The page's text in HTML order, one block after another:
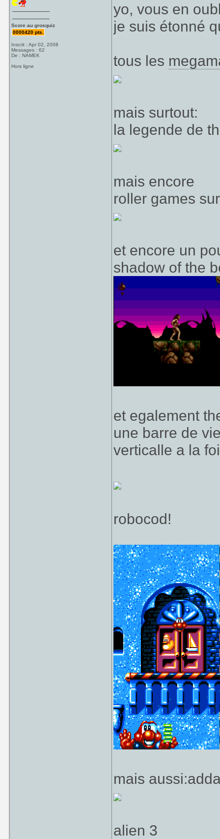
Score au grosquiz
0000420 pts.
Inscrit : Apr 02, 2008
Messages : 62
De : NAMEK
Hors ligne
yo, vous en
je suis étonné
tous les
mais surtout:
la legende de
mais encore
roller games
et encore un
shadow of the
et egalement
une barre de
verticalle a la
robocod!
mais
alien 3